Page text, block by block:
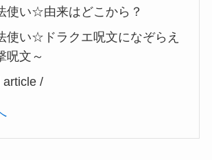
使い☆由来はどこから？
使い☆ドラクエ呪文になぞらえ
呪文～
article /